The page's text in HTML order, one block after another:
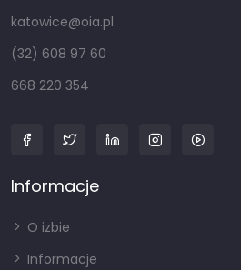
katowice@oia.pl
(32) 608 97 60
668 220 354
Informacje
O izbie
Informacje